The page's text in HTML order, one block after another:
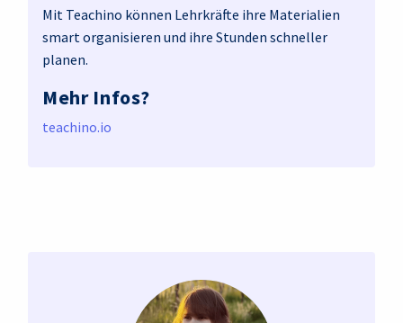
Mit Teachino können Lehrkräfte ihre Materialien
smart organisieren und ihre Stunden schneller
planen.
Mehr Infos?
teachino.io